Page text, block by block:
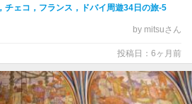
チェコ，フランス，ドバイ周遊34日の旅-5
by mitsuさん
投稿日：6ヶ月前